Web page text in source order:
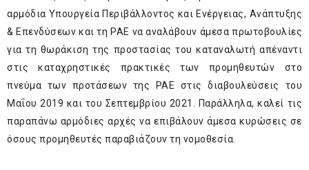
αρμόδια Υπουργεία Περιβάλλοντος και Ενέργειας, Ανάπτυξης
& Επενδύσεων και τη ΡΑΕ να αναλάβουν άμεσα πρωτοβουλίες
για τη θωράκιση της προστασίας του καταναλωτή απέναντι
στις καταχρηστικές πρακτικές των προμηθευτών στο
πνεύμα των προτάσεων της ΡΑΕ στις διαβουλεύσεις του
Μαΐου 2019 και του Σεπτεμβρίου 2021. Παράλληλα, καλεί τις
παραπάνω αρμόδιες αρχές να επιβάλουν άμεσα κυρώσεις σε
όσους προμηθευτές παραβιάζουν τη νομοθεσία.